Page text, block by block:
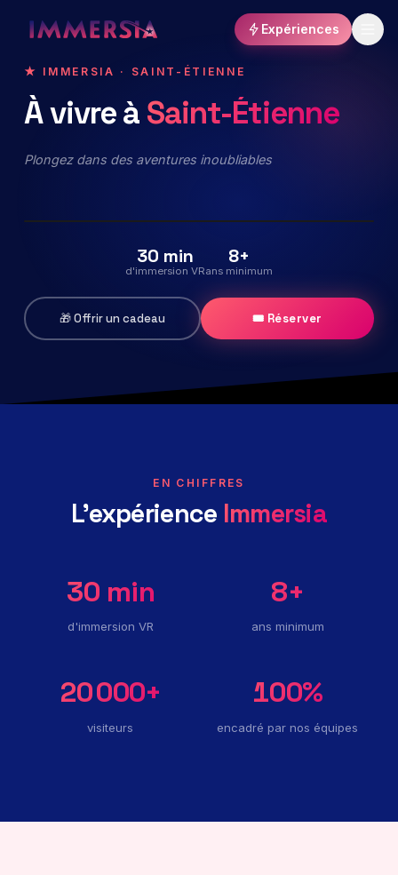
Expériences
★ IMMERSIA · SAINT-ÉTIENNE
Àvivreà Saint-Étienne
Plongez dans des aventures inoubliables
L'Écho de l'Univers
Sortie : 10/2026
30 min
d'immersion VR
8+
ans minimum
🎁 Offrir un cadeau 🎟 Réserver
EN CHIFFRES
L'expérience Immersia
30 min
d'immersion VR
8+
ans minimum
20 000+
visiteurs
100%
encadré par nos équipes